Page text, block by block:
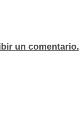
un comentario.